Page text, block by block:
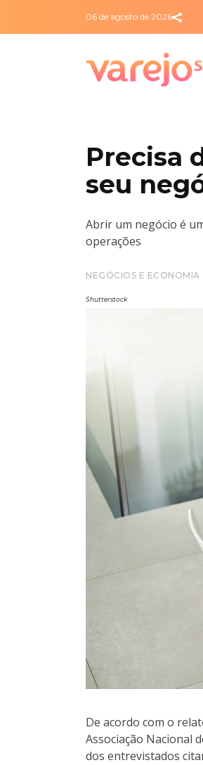
06 de agosto de 2026
Precisa
seu
Abrir um negócio é
operações
NEGÓCIOS E ECONOMIA
Shutterstock
De acordo com o
Associação Nacional
dos entrevistados